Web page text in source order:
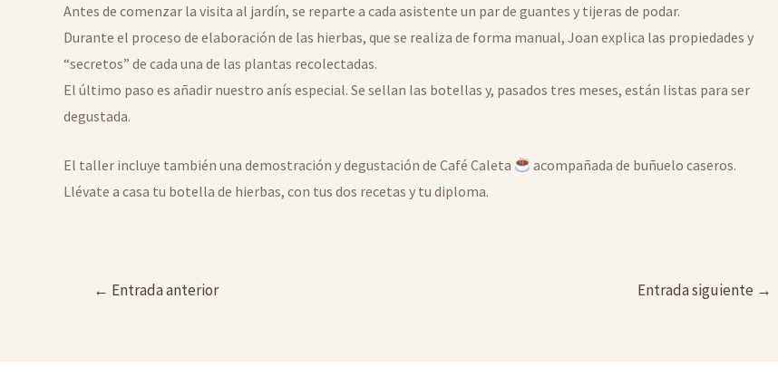
Antes de comenzar la visita al jardín, se reparte a cada asistente un par de guantes y tijeras de podar.
Durante el proceso de elaboración de las hierbas, que se realiza de forma manual, Joan explica las propiedades y
“secretos” de cada una de las plantas recolectadas.
El último paso es añadir nuestro anís especial. Se sellan las botellas y, pasados tres meses, están listas para ser
degustada.
El taller incluye también una demostración y degustación de Café Caleta
acompañada de buñuelo caseros.
Llévate a casa tu botella de hierbas, con tus dos recetas y tu diploma.
Navegación
← Entrada anterior Entrada siguiente →